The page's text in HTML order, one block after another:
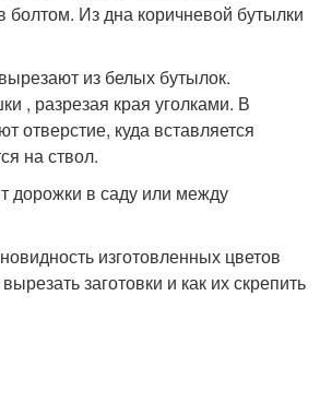
болтом. Из дна коричневой бутылки
из белых бутылок.
, разрезая края уголками. В
отверстие, куда вставляется
на ствол.
дорожки в саду или между
изготовленных цветов
заготовки и как их скрепить